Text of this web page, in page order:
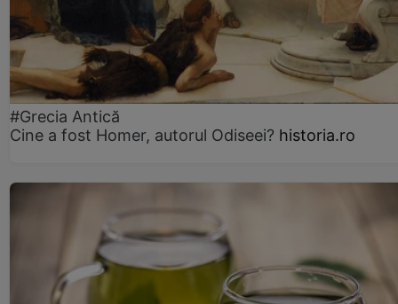
#Grecia Antică
Cine a fost Homer, autorul Odiseei? historia.ro